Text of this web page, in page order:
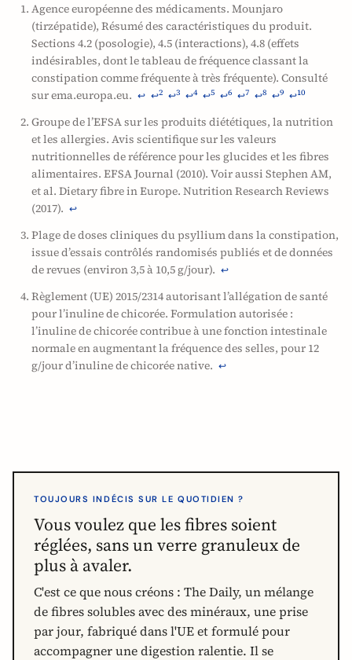
Agence européenne des médicaments. Mounjaro
(tirzépatide), Résumé des caractéristiques du produit.
Sections 4.2 (posologie), 4.5 (interactions), 4.8 (effets
indésirables, dont le tableau de fréquence classant la
constipation comme fréquente à très fréquente). Consulté
sur ema.europa.eu. ↩ ↩2 ↩3 ↩4 ↩5 ↩6 ↩7 ↩8 ↩9 ↩10
Groupe de l’EFSA sur les produits diététiques, la nutrition
et les allergies. Avis scientifique sur les valeurs
nutritionnelles de référence pour les glucides et les fibres
alimentaires. EFSA Journal (2010). Voir aussi Stephen AM,
et al. Dietary fibre in Europe. Nutrition Research Reviews
(2017). ↩
Plage de doses cliniques du psyllium dans la constipation,
issue d’essais contrôlés randomisés publiés et de données
de revues (environ 3,5 à 10,5 g/jour). ↩
Règlement (UE) 2015/2314 autorisant l’allégation de santé
pour l’inuline de chicorée. Formulation autorisée :
l’inuline de chicorée contribue à une fonction intestinale
normale en augmentant la fréquence des selles, pour 12
g/jour d’inuline de chicorée native. ↩
TOUJOURS INDÉCIS SUR LE QUOTIDIEN ?
Vous voulez que les fibres soient
réglées, sans un verre granuleux de
plus à avaler.
C'est ce que nous créons : The Daily, un mélange
de fibres solubles avec des minéraux, une prise
par jour, fabriqué dans l'UE et formulé pour
accompagner une digestion ralentie. Il se